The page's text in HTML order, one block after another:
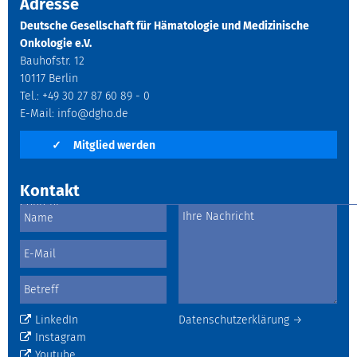
Adresse
Deutsche Gesellschaft für Hämatologie und Medizinische
Onkologie e.V.
Bauhofstr. 12
10117 Berlin
Tel.: +49 30 27 87 60 89 - 0
E-Mail: info@dgho.de
✓ Mitglied werden
Kontakt
Datenschutzerklärung →
LinkedIn
Instagram